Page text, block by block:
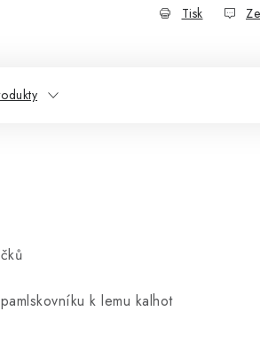
Tisk
k lemu kalhot